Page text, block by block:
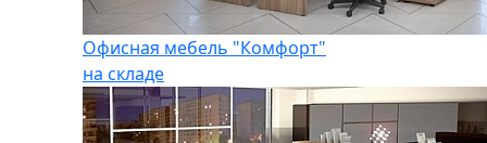
Офисная мебель "Комфорт"
на складе